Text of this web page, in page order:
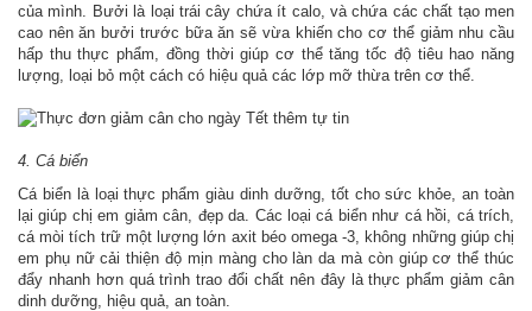
của mình. Bưởi là loại trái cây chứa ít calo, và chứa các chất tạo men
cao nên ăn bưởi trước bữa ăn sẽ vừa khiến cho cơ thể giảm nhu cầu
hấp thu thực phẩm, đồng thời giúp cơ thể tăng tốc độ tiêu hao năng
lượng, loại bỏ một cách có hiệu quả các lớp mỡ thừa trên cơ thể.
4. Cá biển
Cá biển là loại thực phẩm giàu dinh dưỡng, tốt cho sức khỏe, an toàn
lại giúp chị em giảm cân, đẹp da. Các loại cá biển như cá hồi, cá trích,
cá mòi tích trữ một lượng lớn axit béo omega -3, không những giúp chị
em phụ nữ cải thiện độ mịn màng cho làn da mà còn giúp cơ thể thúc
đẩy nhanh hơn quá trình trao đổi chất nên đây là thực phẩm giảm cân
dinh dưỡng, hiệu quả, an toàn.